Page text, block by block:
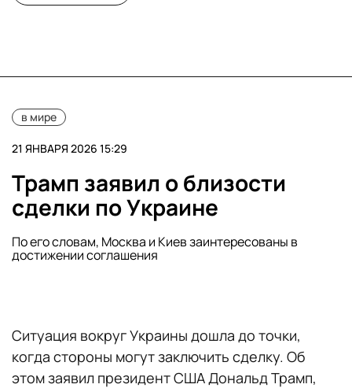
в мире
21 ЯНВАРЯ 2026 15:29
Трамп заявил о близости
сделки по Украине
По его словам, Москва и Киев заинтересованы в
достижении соглашения
Ситуация вокруг Украины дошла до точки,
когда стороны могут заключить сделку. Об
этом заявил президент США Дональд Трамп,